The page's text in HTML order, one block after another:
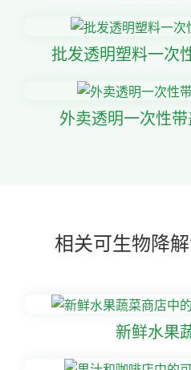
批发透明塑料一次
外卖透明一次性
相关可生物降
新鲜水果